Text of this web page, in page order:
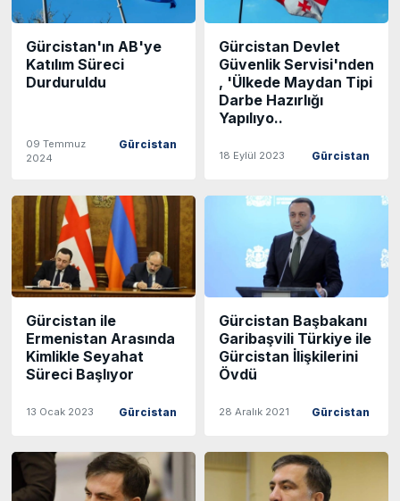
Gürcistan'ın AB'ye
Katılım Süreci
Durduruldu
09 Temmuz
2024
Gürcistan
Gürcistan Devlet
Güvenlik Servisi'nden
, 'Ülkede Maydan Tipi
Darbe Hazırlığı
Yapılıyo..
18 Eylül 2023 Gürcistan
Gürcistan ile
Ermenistan Arasında
Kimlikle Seyahat
Süreci Başlıyor
13 Ocak 2023 Gürcistan
Gürcistan Başbakanı
Garibaşvili Türkiye ile
Gürcistan İlişkilerini
Övdü
28 Aralık 2021 Gürcistan